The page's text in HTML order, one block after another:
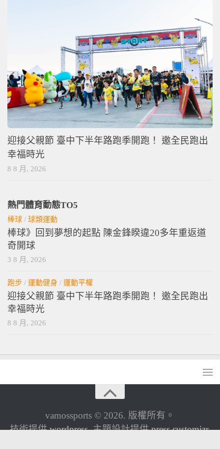
迎接父親節 臺中下半年路跑季開跑！ 邀全民跑出
幸福時光
8 8 月, 2026
熱門體育動態TO5
棒球 / 球類運動
棒球》回到夢想的起點 陳金鋒睽違20多年重返道
奇開球
3 8 月, 2026
跑步 / 運動健身 / 運動平權
迎接父親節 臺中下半年路跑季開跑！ 邀全民跑出
幸福時光
8 8 月, 2026
vamossports © 2026. 版權所有。
技術提供wordpress. 主題設計提供press customizr.